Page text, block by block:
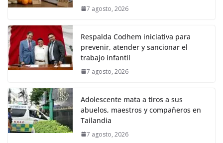
7 agosto, 2026
Respalda Codhem iniciativa para
prevenir, atender y sancionar el
trabajo infantil
7 agosto, 2026
Adolescente mata a tiros a sus
abuelos, maestros y compañeros en
Tailandia
7 agosto, 2026